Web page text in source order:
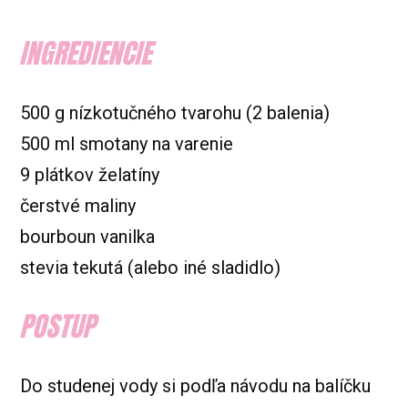
INGREDIENCIE
500 g nízkotučného tvarohu (2 balenia)
500 ml smotany na varenie
9 plátkov želatíny
čerstvé maliny
bourboun vanilka
stevia tekutá (alebo iné sladidlo)
POSTUP
Do studenej vody si podľa návodu na balíčku